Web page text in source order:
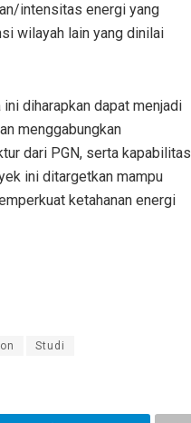
intensitas energi yang
wilayah lain yang dinilai
diharapkan dapat menjadi
menggabungkan
dari PGN, serta kapabilitas
ini ditargetkan mampu
ketahanan energi
Studi